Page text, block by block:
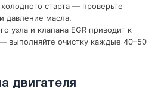
старта — проверьте
давление масла.
узла и клапана EGR приводит к
выполняйте очистку каждые 40–50
двигателя